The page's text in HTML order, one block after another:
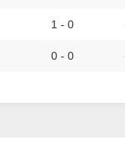
1 - 0
0 - 0